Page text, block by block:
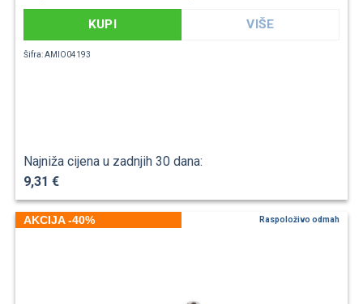
KUPI VIŠE
Šifra: AMIO04193
Najniža cijena u zadnjih 30 dana:
9,31 €
AKCIJA -40% Raspoloživo odmah